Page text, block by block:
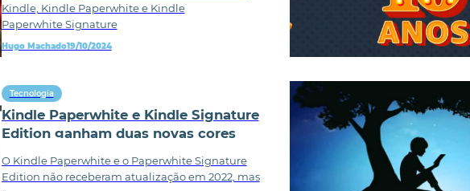
Kindle, Kindle Paperwhite e Kindle
Paperwhite Signature
Hugo Machado19/10/2024
Tecnologia
Kindle Paperwhite e Kindle Signature
Edition ganham duas novas cores
O Kindle Paperwhite e o Paperwhite Signature
Edition não receberam atualização em 2022, mas